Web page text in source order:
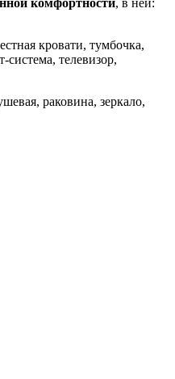
кровати, тумбочка,
телевизор,
раковина, зеркало,